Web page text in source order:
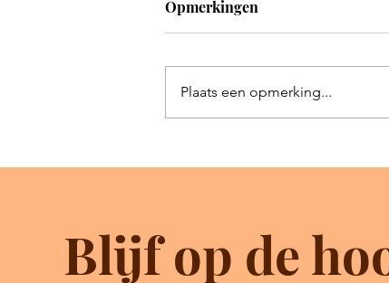
Opmerkingen
Plaats een opmerking...
Blijf op de